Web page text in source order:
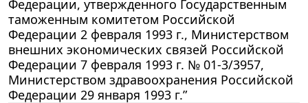
Федерации, утвержденного Государственным
таможенным комитетом Российской
Федерации 2 февраля 1993 г., Министерством
внешних экономических связей Российской
Федерации 7 февраля 1993 г. № 01-3/3957,
Министерством здравоохранения Российской
Федерации 29 января 1993 г.”